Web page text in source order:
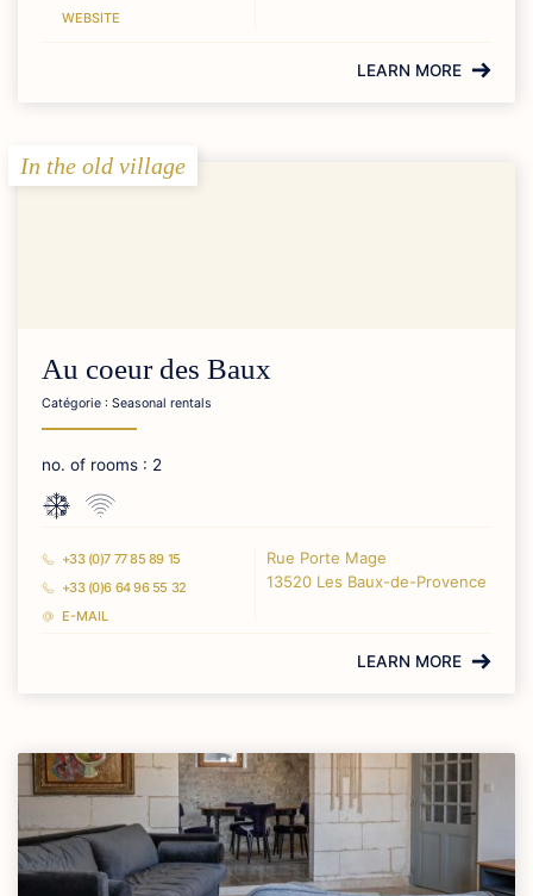
WEBSITE
LEARN MORE
In the old village
Au coeur des Baux
Catégorie : Seasonal rentals
no. of rooms : 2
+33 (0)7 77 85 89 15
+33 (0)6 64 96 55 32
E-MAIL
Rue Porte Mage
13520 Les Baux-de-Provence
LEARN MORE